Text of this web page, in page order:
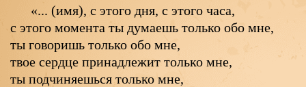
«... (имя), с этого дня, с этого часа,
с этого момента ты думаешь только обо мне,
ты говоришь только обо мне,
твое сердце принадлежит только мне,
ты подчиняешься только мне,